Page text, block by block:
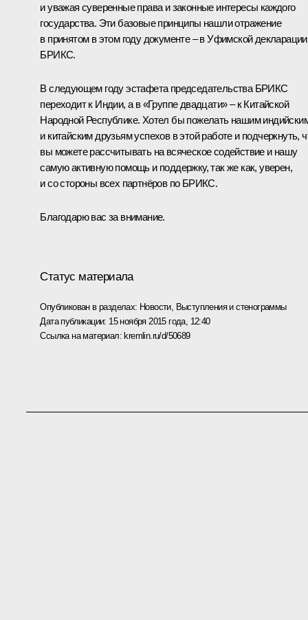
и уважая суверенные права и законные интересы каждого
государства. Эти базовые принципы нашли отражение
в принятом в этом году документе – в Уфимской декларации
БРИКС.
В следующем году эстафета председательства БРИКС
переходит к Индии, а в «Группе двадцати» – к Китайской
Народной Республике. Хотел бы пожелать нашим
и китайским друзьям успехов в этой работе и подчеркнуть,
вы можете рассчитывать на всяческое содействие и нашу
самую активную помощь и поддержку, так же как, уверен,
и со стороны всех партнёров по БРИКС.
Благодарю вас за внимание.
Статус материала
Опубликован в разделах: Новости, Выступления и стенограммы
Дата публикации: 15 ноября 2015 года, 12:40
Ссылка на материал: kremlin.ru/d/50689